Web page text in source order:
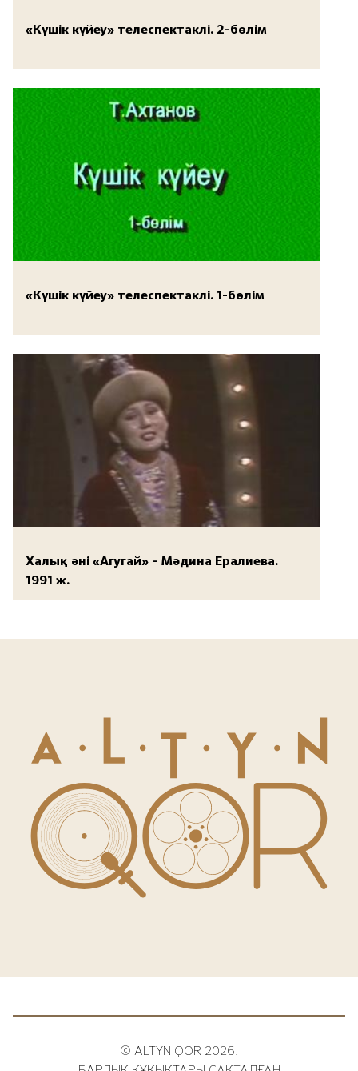
«Күшік күйеу» телеспектаклі. 2-бөлім
«Күшік күйеу» телеспектаклі. 1-бөлім
Халық әні «Агугай» - Мәдина Ералиева.
1991 ж.
© ALTYN QOR 2026.